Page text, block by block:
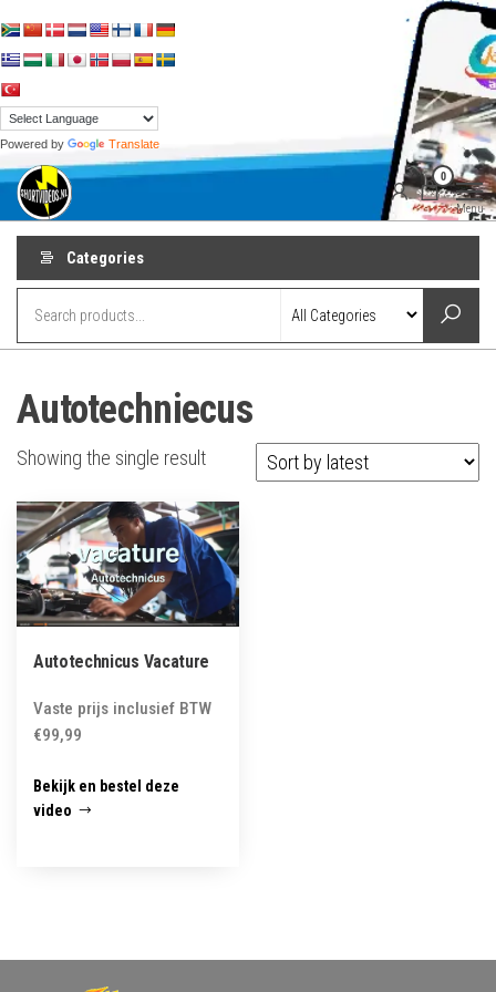
to
content
Powered by Translate
shortvideos.nl
ondernemers
0
Menu
Categories
Autotechniecus
Showing the single result
Autotechnicus Vacature
Vaste prijs inclusief BTW
€99,99
Bekijk en bestel deze
video